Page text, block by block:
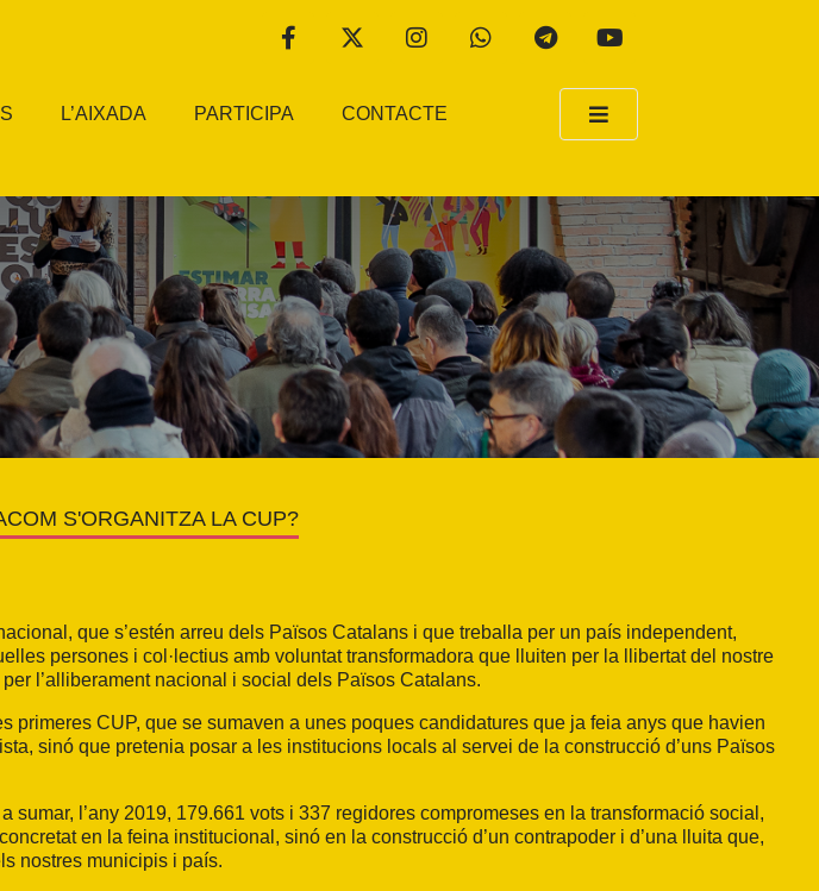
L’AIXADA PARTICIPA CONTACTE
COM S'ORGANITZA LA CUP?
que s’estén arreu dels Països Catalans i que treballa per un país independent,
persones i col·lectius amb voluntat transformadora que lluiten per la llibertat del nostre
l’alliberament nacional i social dels Països Catalans.
CUP, que se sumaven a unes poques candidatures que ja feia anys que havien
sinó que pretenia posar a les institucions locals al servei de la construcció d’uns Països
l’any 2019, 179.661 vots i 337 regidores compromeses en la transformació social,
en la feina institucional, sinó en la construcció d’un contrapoder i d’una lluita que,
nostres municipis i país.